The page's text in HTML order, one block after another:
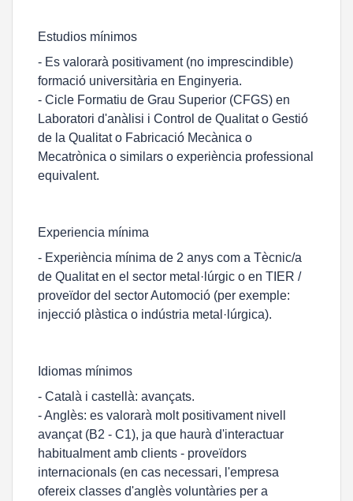
Estudios mínimos
- Es valorarà positivament (no imprescindible)
formació universitària en Enginyeria.
- Cicle Formatiu de Grau Superior (CFGS) en
Laboratori d'anàlisi i Control de Qualitat o Gestió
de la Qualitat o Fabricació Mecànica o
Mecatrònica o similars o experiència professional
equivalent.
Experiencia mínima
- Experiència mínima de 2 anys com a Tècnic/a
de Qualitat en el sector metal·lúrgic o en TIER /
proveïdor del sector Automoció (per exemple:
injecció plàstica o indústria metal·lúrgica).
Idiomas mínimos
- Català i castellà: avançats.
- Anglès: es valorarà molt positivament nivell
avançat (B2 - C1), ja que haurà d'interactuar
habitualment amb clients - proveïdors
internacionals (en cas necessari, l'empresa
ofereix classes d'anglès voluntàries per a